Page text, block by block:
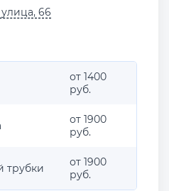
66
от 1400
руб.
от 1900
руб.
трубки
от 1900
руб.